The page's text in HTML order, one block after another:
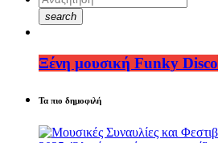
search
Ξένη μουσική Funky Disco
Τα πιο δημοφιλή